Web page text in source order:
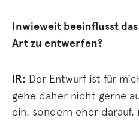
Inwieweit beeinflusst
Art zu entwerfen?
IR: Der Entwurf ist für
gehe daher nicht gerne
ein, sondern eher darauf,